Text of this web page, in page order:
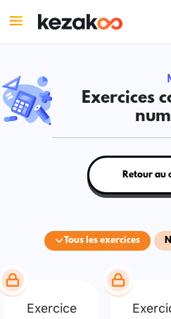
Exercices
Tous les exercices
Retour au
Exercice